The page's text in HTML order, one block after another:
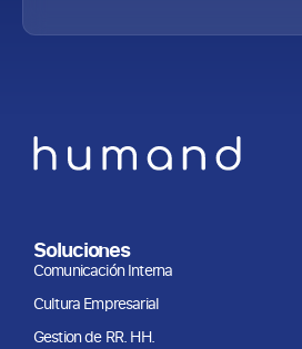
Soluciones
Comunicación Interna
Cultura Empresarial
Gestion de RR. HH.